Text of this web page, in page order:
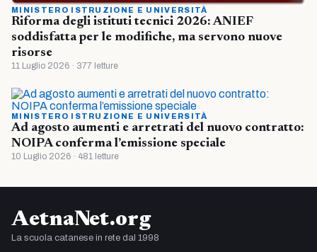
MINISTERO ISTRUZIONE E UNIVERSITÀ
Riforma degli istituti tecnici 2026: ANIEF
soddisfatta per le modifiche, ma servono nuove
risorse
11 Luglio 2026 · 377 letture
MINISTERO ISTRUZIONE E UNIVERSITÀ
Ad agosto aumenti e arretrati del nuovo contratto:
NOIPA conferma l’emissione speciale
10 Luglio 2026 · 481 letture
AetnaNet.org
La scuola catanese in rete dal 1998